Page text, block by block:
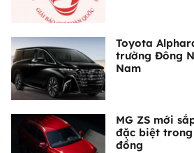
Toyota
trường Đông
Nam
MG ZS mới
đặc biệt
đồng